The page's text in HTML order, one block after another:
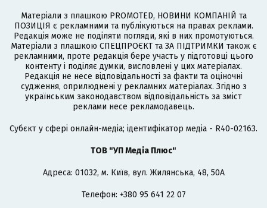
Матеріали з плашкою PROMOTED, НОВИНИ КОМПАНІЙ та
ПОЗИЦІЯ є рекламними та публікуються на правах реклами.
Редакція може не поділяти погляди, які в них промотуються.
Матеріали з плашкою СПЕЦПРОЄКТ та ЗА ПІДТРИМКИ також є
рекламними, проте редакція бере участь у підготовці цього
контенту і поділяє думки, висловлені у цих матеріалах.
Редакція не несе відповідальності за факти та оціночні
судження, оприлюднені у рекламних матеріалах. Згідно з
українським законодавством відповідальність за зміст
реклами несе рекламодавець.
Cубєкт у сфері онлайн-медіа; ідентифікатор медіа - R40-02163.
ТОВ "УП Медіа Плюс"
Адреса: 01032, м. Київ, вул. Жилянська, 48, 50А
Телефон: +380 95 641 22 07